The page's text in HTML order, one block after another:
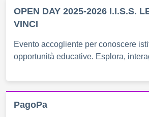
OPEN DAY 2025-2026 I.I.S.S.
VINCI
Evento accogliente per conoscere
opportunità educative. Esplora,
PagoPa